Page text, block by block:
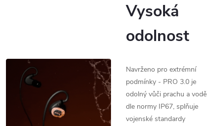
Vysoká
odolnost
Navrženo pro extrémní
podmínky - PRO 3.0 je
odolný vůči prachu a vodě
dle normy IP67, splňuje
vojenské standardy